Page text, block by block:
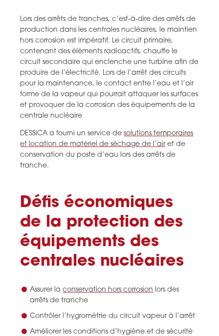
Lors des arrêts de tranches, c’est-à-dire des arrêts de
production dans les centrales nucléaires, le maintien
hors corrosion est impératif. Le circuit primaire,
contenant des éléments radioactifs, chauffe le
circuit secondaire qui enclenche une turbine afin de
produire de l’électricité. Lors de l’arrêt des circuits
pour la maintenance, le contact entre l’eau et l’air
forme de la vapeur qui pourrait attaquer les surfaces
et provoquer de la corrosion des équipements de la
centrale nucléaire
DESSiCA a fourni un service desolutions temporaires
et location de matériel de séchage de l’air et de
conservation du poste d’eau lors des arrêts de
tranche.
Défis économiques
de la protection des
équipements des
centrales nucléaires
Assurer laconservation hors corrosion lors des
arrêts de tranche
Contrôler l’hygrométrie du circuit vapeur à l’arrêt
Améliorer les conditions d’hygiène et de sécurité